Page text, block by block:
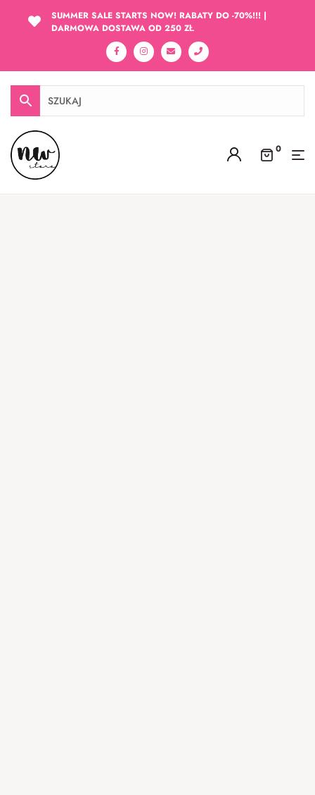
SUMMER SALE STARTS NOW! RABATY DO -70%!!! |
DARMOWA DOSTAWA OD 250 ZŁ
0